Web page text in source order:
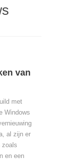
van
met
Windows
al zijn er
zoals
en een